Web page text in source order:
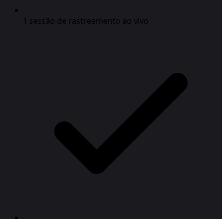
1 sessão de rastreamento ao vivo